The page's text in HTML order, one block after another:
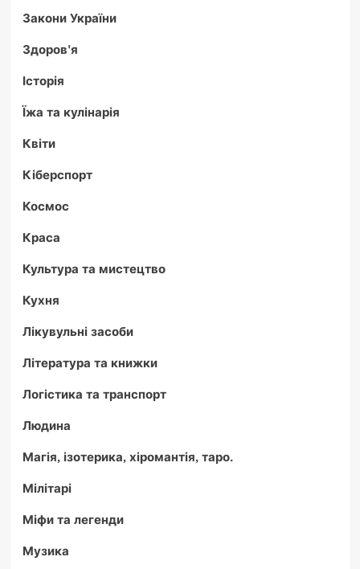
Закони України
Здоров'я
Історія
Їжа та кулінарія
Квіти
Кіберспорт
Космос
Краса
Культура та мистецтво
Кухня
Лікувульні засоби
Література та книжки
Логістика та транспорт
Людина
Магія, ізотерика, хіромантія, таро.
Мілітарі
Міфи та легенди
Музика